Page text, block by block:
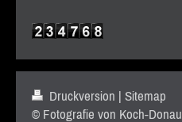
Druckversion | Sitemap
© Fotografie von Koch-Donau